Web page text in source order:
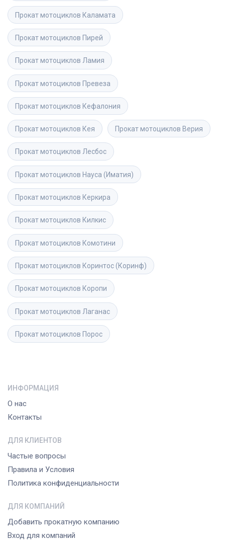
Прокат мотоциклов Каламата
Прокат мотоциклов Пирей
Прокат мотоциклов Ламия
Прокат мотоциклов Превеза
Прокат мотоциклов Кефалония
Прокат мотоциклов Кея Прокат мотоциклов Верия
Прокат мотоциклов Лесбос
Прокат мотоциклов Науса (Иматия)
Прокат мотоциклов Керкира
Прокат мотоциклов Килкис
Прокат мотоциклов Комотини
Прокат мотоциклов Коринтос (Коринф)
Прокат мотоциклов Коропи
Прокат мотоциклов Лаганас
Прокат мотоциклов Порос
ИНФОРМАЦИЯ
О нас
Контакты
ДЛЯ КЛИЕНТОВ
Частые вопросы
Правила и Условия
Политика конфиденциальности
ДЛЯ КОМПАНИЙ
Добавить прокатную компанию
Вход для компаний